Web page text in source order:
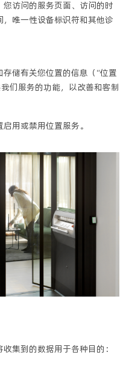
访问的服务页面、访问的时
唯一性设备标识符和其他诊
储有关您位置的信息（“位置
们服务的功能，以改善和客制
用或禁用位置服务。
集到的数据用于各种目的：